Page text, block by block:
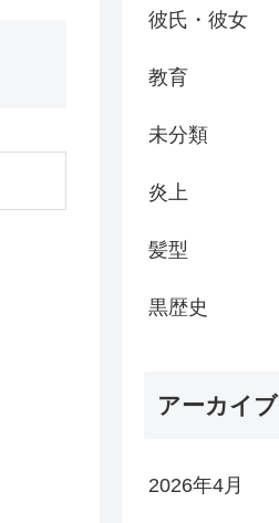
彼氏・彼女
教育
未分類
炎上
髪型
黒歴史
アーカイブ
2026年4月